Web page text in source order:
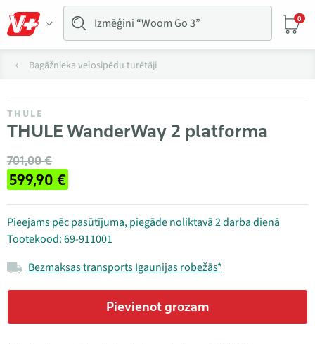
0
Bagāžnieka velosipēdu turētāji
THULE
THULE WanderWay 2 platforma
701,00 €
599,90 €
Pieejams pēc pasūtījuma, piegāde noliktavā 2 darba dienā
Tootekood: 69-911001
Bezmaksas transports Igaunijas robežās*
Pievienot grozam